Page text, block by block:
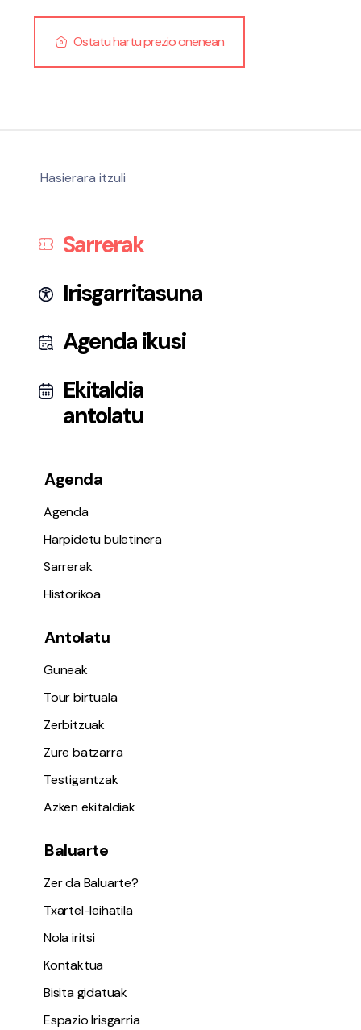
Ostatu hartu prezio onenean
Hasierara itzuli
Sarrerak
Irisgarritasuna
Agenda ikusi
Ekitaldia
antolatu
Agenda
Agenda
Harpidetu buletinera
Sarrerak
Historikoa
Antolatu
Guneak
Tour birtuala
Zerbitzuak
Zure batzarra
Testigantzak
Azken ekitaldiak
Baluarte
Zer da Baluarte?
Txartel-leihatila
Nola iritsi
Kontaktua
Bisita gidatuak
Espazio Irisgarria